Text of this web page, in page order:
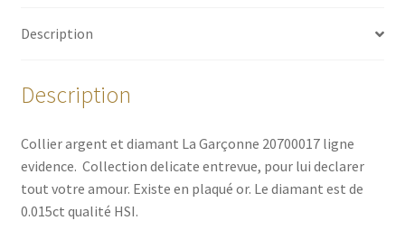
Description
Description
Collier argent et diamant La Garçonne 20700017 ligne
evidence. Collection delicate entrevue, pour lui declarer
tout votre amour. Existe en plaqué or. Le diamant est de
0.015ct qualité HSI.